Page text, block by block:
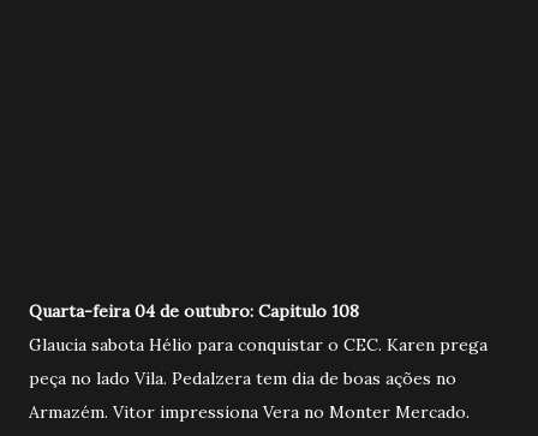
Quarta-feira 04 de outubro: Capitulo 108
Glaucia sabota Hélio para conquistar o CEC. Karen prega
peça no lado Vila. Pedalzera tem dia de boas ações no
Armazém. Vitor impressiona Vera no Monter Mercado.